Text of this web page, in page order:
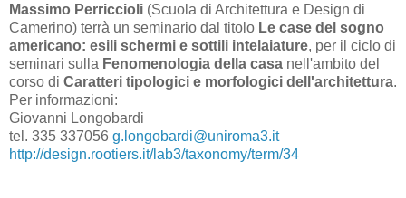
Massimo Perriccioli (Scuola di Architettura e Design di
Camerino) terrà un seminario dal titolo Le case del sogno
americano: esili schermi e sottili intelaiature, per il ciclo di
seminari sulla Fenomenologia della casa nell'ambito del
corso di Caratteri tipologici e morfologici dell'architettura.
Per informazioni:
Giovanni Longobardi
tel. 335 337056 g.longobardi@uniroma3.it
http://design.rootiers.it/lab3/taxonomy/term/34